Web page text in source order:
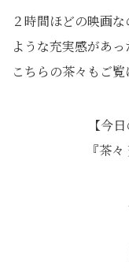
２時間ほどの映画
ような充実感があ
こちらの茶々もご覧
【今
『茶